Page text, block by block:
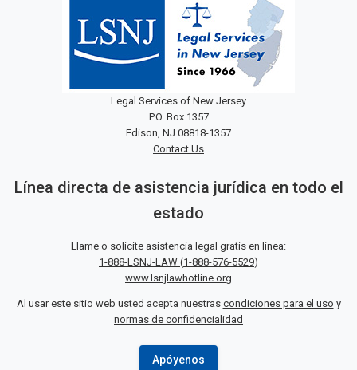
Legal Services of New Jersey
P.O. Box 1357
Edison, NJ 08818-1357
Contact Us
Línea directa de asistencia jurídica en todo el
estado
Llame o solicite asistencia legal gratis en línea:
1-888-LSNJ-LAW (1-888-576-5529)
www.lsnjlawhotline.org
Al usar este sitio web usted acepta nuestras condiciones para el uso y
normas de confidencialidad
Apóyenos